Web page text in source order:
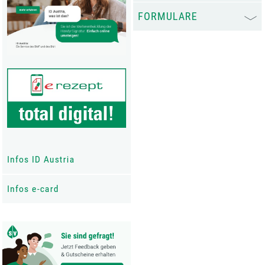
Infos ID Austria
Infos e-card
FORMULARE